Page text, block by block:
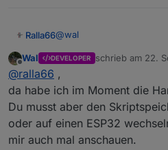
Ralla66@wal
Morgen, läuft nun, wir
vergeben.
Jetzt die Verkasperung,
V und A mit :-)
Natürlich gepart mit
Schöner Wohnen
laufen.
Nachtrag
für eine
Offline
Wal DEVELOPER schrieb am 22.
zuletzt editiert
@ralla66 ,
da habe ich im Moment die
Du musst aber den
oder auf einen ESP32
mir auch mal anschauen.